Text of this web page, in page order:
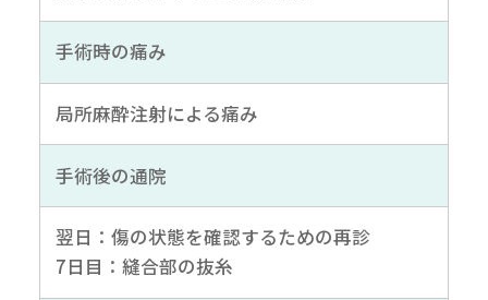
手術時の痛み
局所麻酔注射による痛み
手術後の通院
翌日：傷の状態を確認するための再診
7日目：縫合部の抜糸